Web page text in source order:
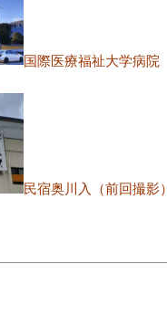
国際医療福祉大学病院
民宿奥川入（前回撮影）